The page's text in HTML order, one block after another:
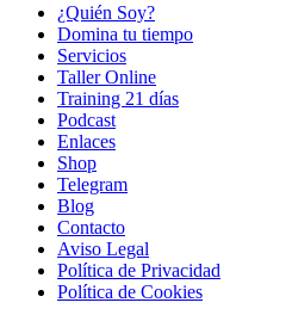
¿Quién Soy?
Domina tu tiempo
Servicios
Taller Online
Training 21 días
Podcast
Enlaces
Shop
Telegram
Blog
Contacto
Aviso Legal
Política de Privacidad
Política de Cookies